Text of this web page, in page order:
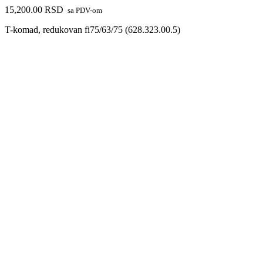
15,200.00 RSD sa PDV-om
T-komad, redukovan fi75/63/75 (628.323.00.5)